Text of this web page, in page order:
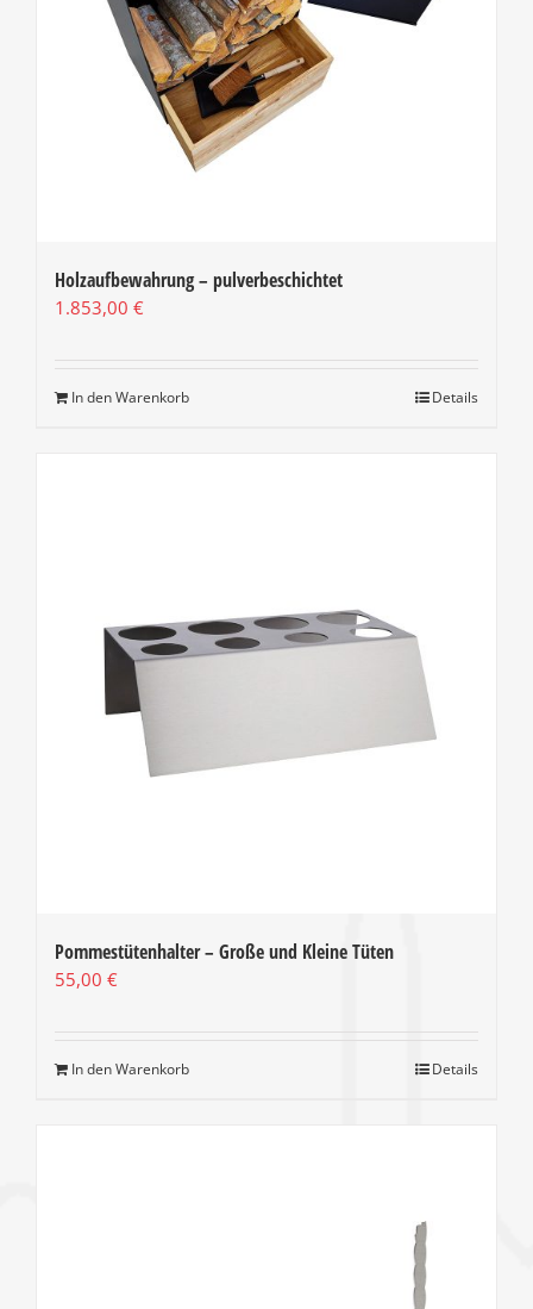
Holzaufbewahrung – pulverbeschichtet
1.853,00 €
In den Warenkorb Details
Pommestütenhalter – Große und Kleine Tüten
55,00 €
In den Warenkorb Details